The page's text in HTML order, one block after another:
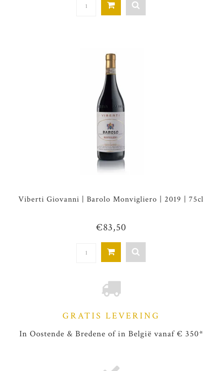
Viberti Giovanni | Barolo Monvigliero | 2019 | 75cl
€83,50
GRATIS LEVERING
In Oostende & Bredene of in België vanaf € 350*